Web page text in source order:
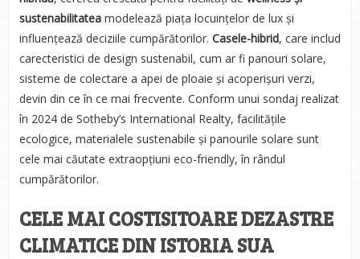
sustenabilitatea modelează piața locuințelor de lux și
influențează deciziile cumpărătorilor. Casele-hibrid, care includ
carecteristici de design sustenabil, cum ar fi panouri solare,
sisteme de colectare a apei de ploaie și acoperișuri verzi,
devin din ce în ce mai frecvente. Conform unui sondaj realizat
în 2024 de Sotheby’s International Realty, facilitățile
ecologice, materialele sustenabile și panourile solare sunt
cele mai căutate extraopțiuni eco-friendly, în rândul
cumpărătorilor.
CELE MAI COSTISITOARE DEZASTRE
CLIMATICE DIN ISTORIA SUA